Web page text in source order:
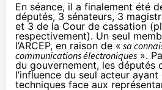
En séance, il a finalement été
députés, 3 sénateurs, 3
et 3 de la Cour de cassation
respectivement). Un seul
l’ARCEP, en raison de « sa
communications électroniques ».
du gouvernement, les députés
l’influence du seul acteur
techniques face aux